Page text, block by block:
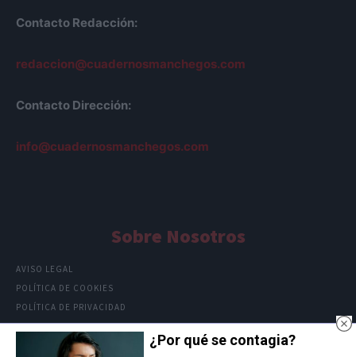
Contacto Redacción:
redaccion@cuadernosmanchegos.com
Contacto Dirección:
info@cuadernosmanchegos.com
Sobre Nosotros
AVISO LEGAL
POLÍTICA DE COOKIES
POLÍTICA DE PRIVACIDAD
¿Por qué se contagia?